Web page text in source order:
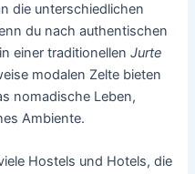
die unterschiedlichen
du nach authentischen
einer traditionellenJurte
modalen Zelte bieten
nomadische Leben,
Ambiente.
Hostels und Hotels, die